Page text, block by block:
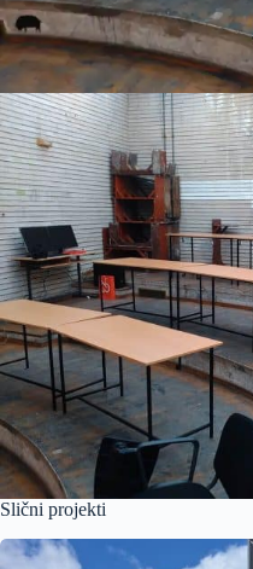
Slični projekti